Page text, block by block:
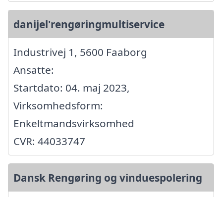
danijel'rengøringmultiservice
Industrivej 1, 5600 Faaborg
Ansatte:
Startdato: 04. maj 2023,
Virksomhedsform:
Enkeltmandsvirksomhed
CVR: 44033747
Dansk Rengøring og vinduespolering